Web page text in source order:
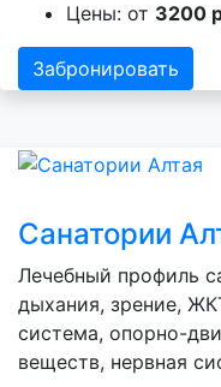
Цены: от 3200
Забронировать
Санатории
Лечебный профиль
дыхания, зрение,
система, опорно-
веществ, нервная